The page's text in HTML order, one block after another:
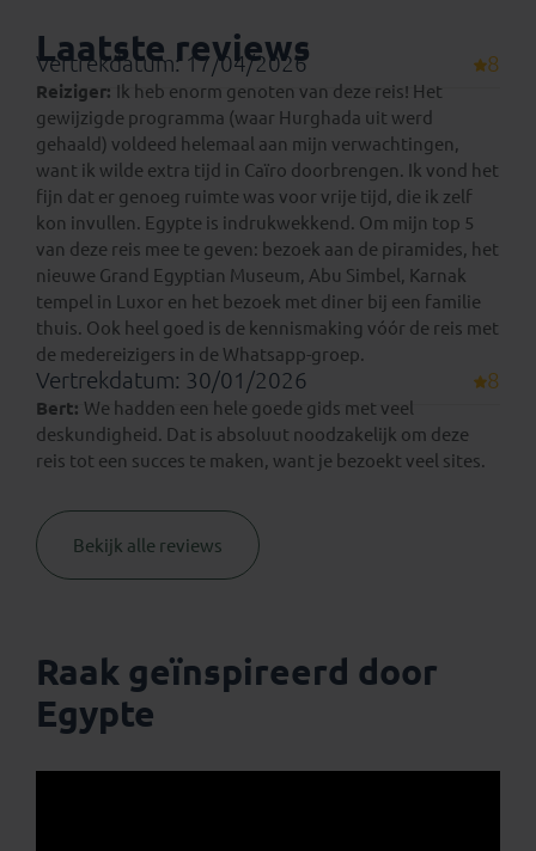
Laatste reviews
Vertrekdatum: 17/04/2026 8
Reiziger: Ik heb enorm genoten van deze reis! Het
gewijzigde programma (waar Hurghada uit werd
gehaald) voldeed helemaal aan mijn verwachtingen,
want ik wilde extra tijd in Caïro doorbrengen. Ik vond het
fijn dat er genoeg ruimte was voor vrije tijd, die ik zelf
kon invullen. Egypte is indrukwekkend. Om mijn top 5
van deze reis mee te geven: bezoek aan de piramides, het
nieuwe Grand Egyptian Museum, Abu Simbel, Karnak
tempel in Luxor en het bezoek met diner bij een familie
thuis. Ook heel goed is de kennismaking vóór de reis met
de medereizigers in de Whatsapp-groep.
Vertrekdatum: 30/01/2026 8
Bert: We hadden een hele goede gids met veel
deskundigheid. Dat is absoluut noodzakelijk om deze
reis tot een succes te maken, want je bezoekt veel sites.
Bekijk alle reviews
Raak geïnspireerd door
Egypte